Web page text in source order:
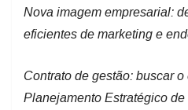
Nova imagem empresarial:
eficientes de marketing e
Contrato de gestão: buscar
Planejamento Estratégico